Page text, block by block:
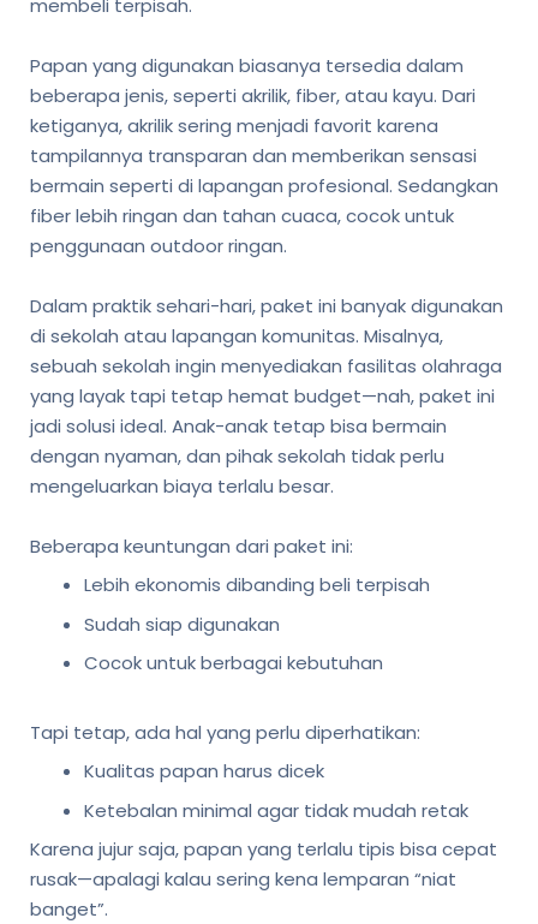
membeli terpisah.
Papan yang digunakan biasanya tersedia dalam
beberapa jenis, seperti akrilik, fiber, atau kayu. Dari
ketiganya, akrilik sering menjadi favorit karena
tampilannya transparan dan memberikan sensasi
bermain seperti di lapangan profesional. Sedangkan
fiber lebih ringan dan tahan cuaca, cocok untuk
penggunaan outdoor ringan.
Dalam praktik sehari-hari, paket ini banyak digunakan
di sekolah atau lapangan komunitas. Misalnya,
sebuah sekolah ingin menyediakan fasilitas olahraga
yang layak tapi tetap hemat budget—nah, paket ini
jadi solusi ideal. Anak-anak tetap bisa bermain
dengan nyaman, dan pihak sekolah tidak perlu
mengeluarkan biaya terlalu besar.
Beberapa keuntungan dari paket ini:
Lebih ekonomis dibanding beli terpisah
Sudah siap digunakan
Cocok untuk berbagai kebutuhan
Tapi tetap, ada hal yang perlu diperhatikan:
Kualitas papan harus dicek
Ketebalan minimal agar tidak mudah retak
Karena jujur saja, papan yang terlalu tipis bisa cepat
rusak—apalagi kalau sering kena lemparan “niat
banget”.